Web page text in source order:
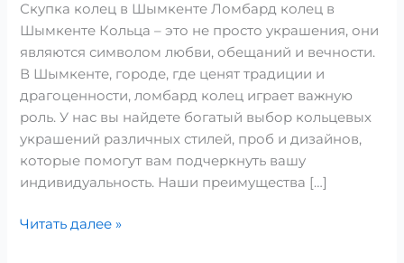
Скупка колец в Шымкенте Ломбард колец в
Шымкенте Кольца – это не просто украшения, они
являются символом любви, обещаний и вечности.
В Шымкенте, городе, где ценят традиции и
драгоценности, ломбард колец играет важную
роль. У нас вы найдете богатый выбор кольцевых
украшений различных стилей, проб и дизайнов,
которые помогут вам подчеркнуть вашу
индивидуальность. Наши преимущества […]
Читать далее »